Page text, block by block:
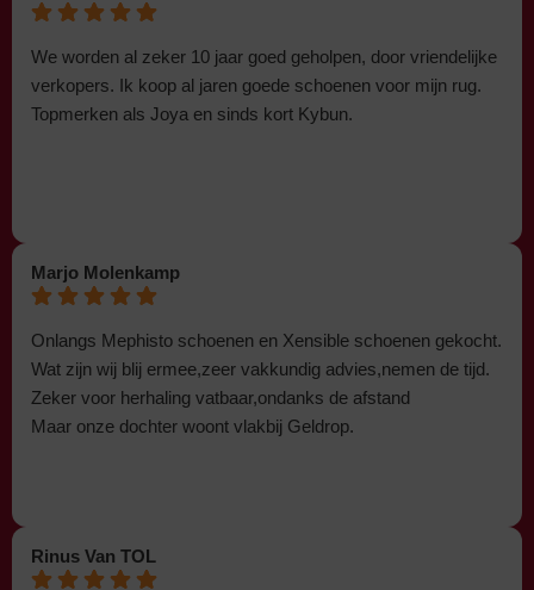
We worden al zeker 10 jaar goed geholpen, door vriendelijke
verkopers. Ik koop al jaren goede schoenen voor mijn rug.
Topmerken als Joya en sinds kort Kybun.
Marjo Molenkamp
Onlangs Mephisto schoenen en Xensible schoenen gekocht.
Wat zijn wij blij ermee,zeer vakkundig advies,nemen de tijd.
Zeker voor herhaling vatbaar,ondanks de afstand
Maar onze dochter woont vlakbij Geldrop.
Rinus Van TOL